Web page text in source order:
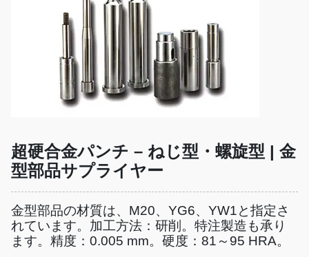
超硬合金パンチ – ねじ型・螺旋型 | 金
型部品サプライヤー
金型部品の材質は、M20、YG6、YW1と指定さ
れています。加工方法：研削。特注製造も承り
ます。精度：0.005 mm。硬度：81～95 HRA。